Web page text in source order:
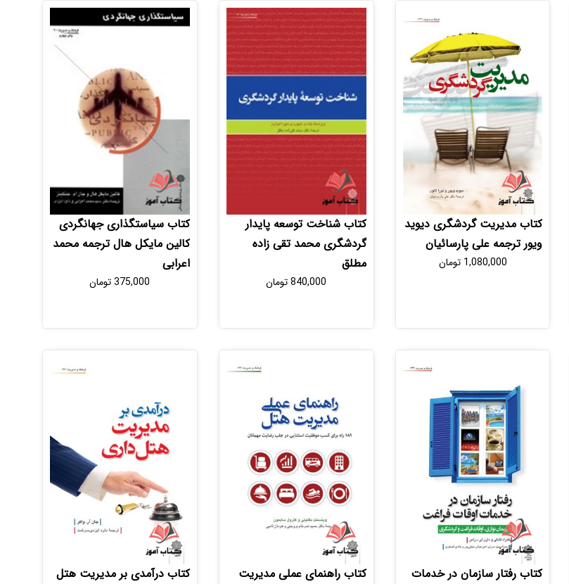
کتاب مدیریت گردشگری دیوید
ویور ترجمه علی پارسائیان
1,080,000 تومان
کتاب شناخت توسعه پایدار
گردشگری محمد تقی زاده
مطلق
840,000تومان
کتاب سیاستگذاری جهانگردی
کالین مایکل هال ترجمه محمد
اعرابی
375,000 تومان
کتاب رفتار سازمان در خدمات
کتاب راهنمای عملی مدیریت
کتاب درآمدی بر مدیریت هتل